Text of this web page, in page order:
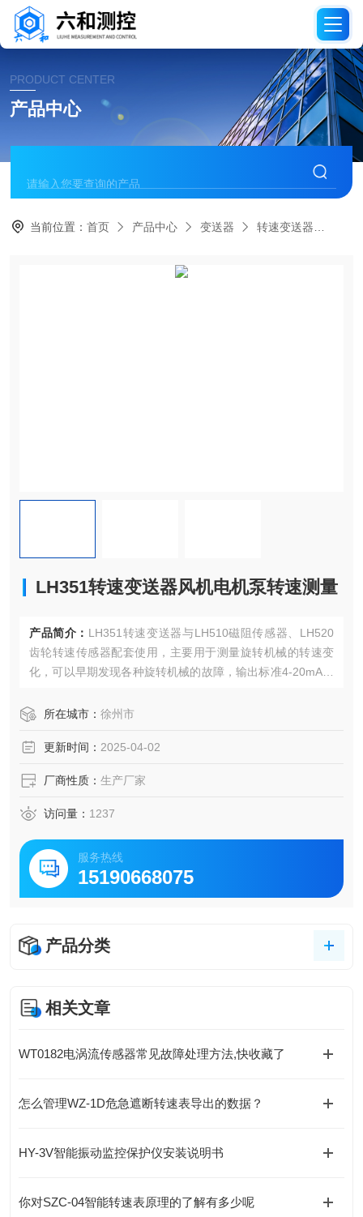
PRODUCT CENTER
产品中心
当前位置：首页 产品中心 变送器 转速变送器
LH351转速变送器风机电机泵转速测量
产品简介： LH351转速变送器与LH510磁阻传感器、LH520
齿轮转速传感器配套使用，主要用于测量旋转机械的转速变
化，可以早期发现各种旋转机械的故障，输出标准4-20mA电
H351转速变送器风机电机泵转速测量
所在城市： 徐州市
更新时间： 2025-04-02
厂商性质： 生产厂家
访问量： 1237
服务热线
15190668075
产品分类
相关文章
WT0182电涡流传感器常见故障处理方法,快收藏了
怎么管理WZ-1D危急遮断转速表导出的数据？
HY-3V智能振动监控保护仪安装说明书
你对SZC-04智能转速表原理的了解有多少呢